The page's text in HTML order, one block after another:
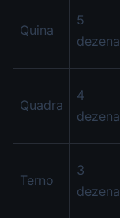
Quina
5
Quadra
4
Terno
3